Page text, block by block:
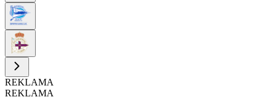
REKLAMA
REKLAMA